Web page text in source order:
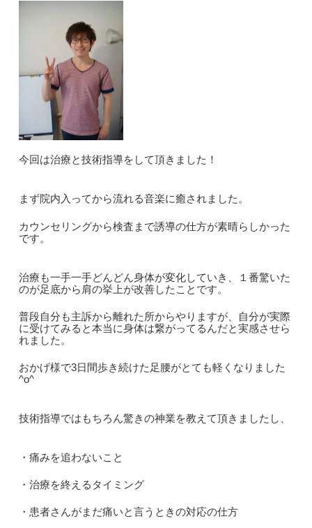
今回は治療と技術指導をして頂きました！
まず院内入ってから流れる音楽に癒されました。
カウンセリングから検査まで誘導の仕方が素晴らしかった
です。
治療も一手一手どんどん身体が変化していき、１番驚いた
のが足底から肩の挙上が改善したことです。
普段自分も主訴から離れた所からやりますが、自分が実際
に受けてみると本当に身体は繋がってるんだと実感させら
れました。
おかげ様で3日間歩き続けた足腰がとても軽くなりました
^o^
技術指導ではもちろん驚きの神業を教えて頂きましたし、
・痛みを追わないこと
・治療を終えるタイミング
・患者さんがまだ痛いと言うときの対応の仕方